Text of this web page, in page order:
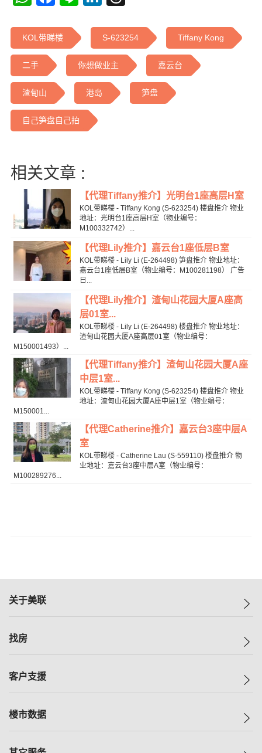
KOL带睇楼 S-623254 Tiffany Kong
二手 你想做业主 嘉云台
渣甸山 港岛 笋盘
自己笋盘自己拍
相关文章 :
【代理Tiffany推介】光明台1座高层H室
KOL带睇楼 - Tiffany Kong (S-623254) 楼盘推介 物业
地址：光明台1座高层H室（物业编号：
M100332742）...
【代理Lily推介】嘉云台1座低层B室
KOL带睇楼 - Lily Li (E-264498) 笋盘推介 物业地址：
嘉云台1座低层B室（物业编号：M100281198） 广告
日...
【代理Lily推介】渣甸山花园大厦A座高
层01室...
KOL带睇楼 - Lily Li (E-264498) 楼盘推介 物业地址：
渣甸山花园大厦A座高层01室（物业编号：
M150001493）...
【代理Tiffany推介】渣甸山花园大厦A座
中层1室...
KOL带睇楼 - Tiffany Kong (S-623254) 楼盘推介 物业
地址：渣甸山花园大厦A座中层1室（物业编号：
M150001...
【代理Catherine推介】嘉云台3座中层A
室
KOL带睇楼 - Catherine Lau (S-559110) 楼盘推介 物
业地址：嘉云台3座中层A室（物业编号：
M100289276...
关于美联
美联集团
人才招募
找房
一手新房
减价
客户支援
自助放盘
楼市数据
指数